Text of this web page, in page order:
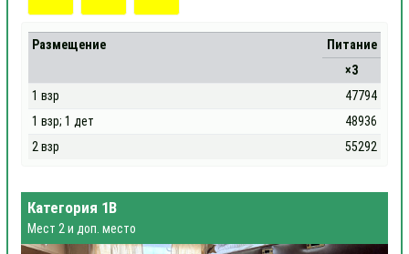
Размещение
Питание
×3
1 взр
47794
1 взр; 1 дет
48936
2 взр
55292
Категория 1В
Мест 2 и доп. место